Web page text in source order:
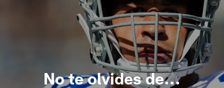
No te olvides de...